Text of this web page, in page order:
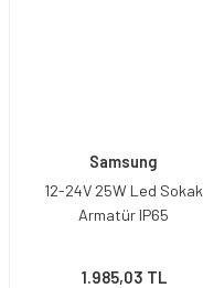
Samsung
12-24V 25W Led Sokak
Armatür IP65
1.985,03 TL